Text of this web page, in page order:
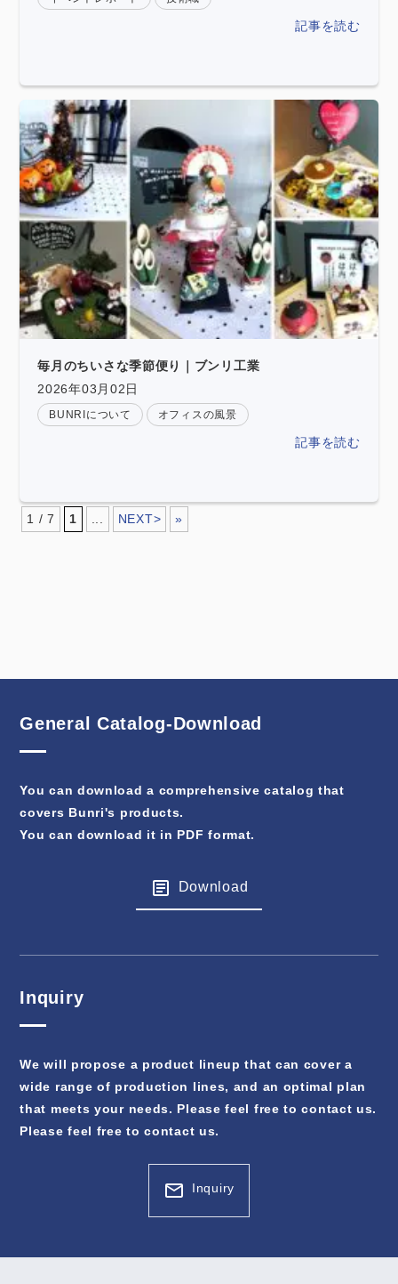
記事を読む
毎月のちいさな季節便り｜ブンリ工業
2026年03月02日
BUNRIについて オフィスの風景
記事を読む
1 / 7 1 NEXT> »
General Catalog-Download
You can download a comprehensive catalog that
covers Bunri's products.
You can download it in PDF format.
Download
Inquiry
We will propose a product lineup that can cover a
wide range of production lines, and an optimal plan
that meets your needs. Please feel free to contact us.
Please feel free to contact us.
Inquiry